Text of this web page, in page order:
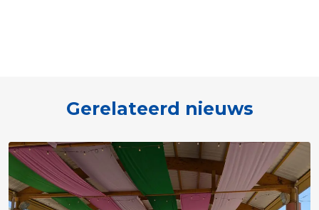
Gerelateerd nieuws